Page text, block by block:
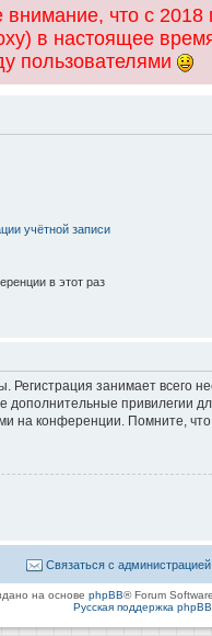
что с 2018
в настоящее
пользователями
учётной записи
в этот раз
занимает всего
привилегии
на конференции. Помните,
Связаться с администрацией
на основе phpBB® Forum
Русская поддержка phpBB